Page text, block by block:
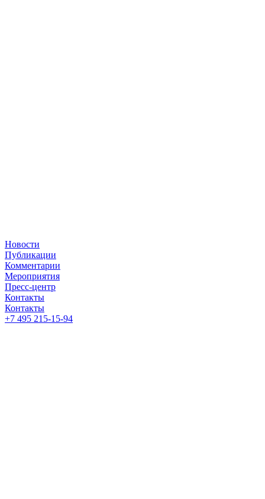
Новости
Публикации
Комментарии
Мероприятия
Пресс-центр
Контакты
Контакты
+7 495 215-15-94